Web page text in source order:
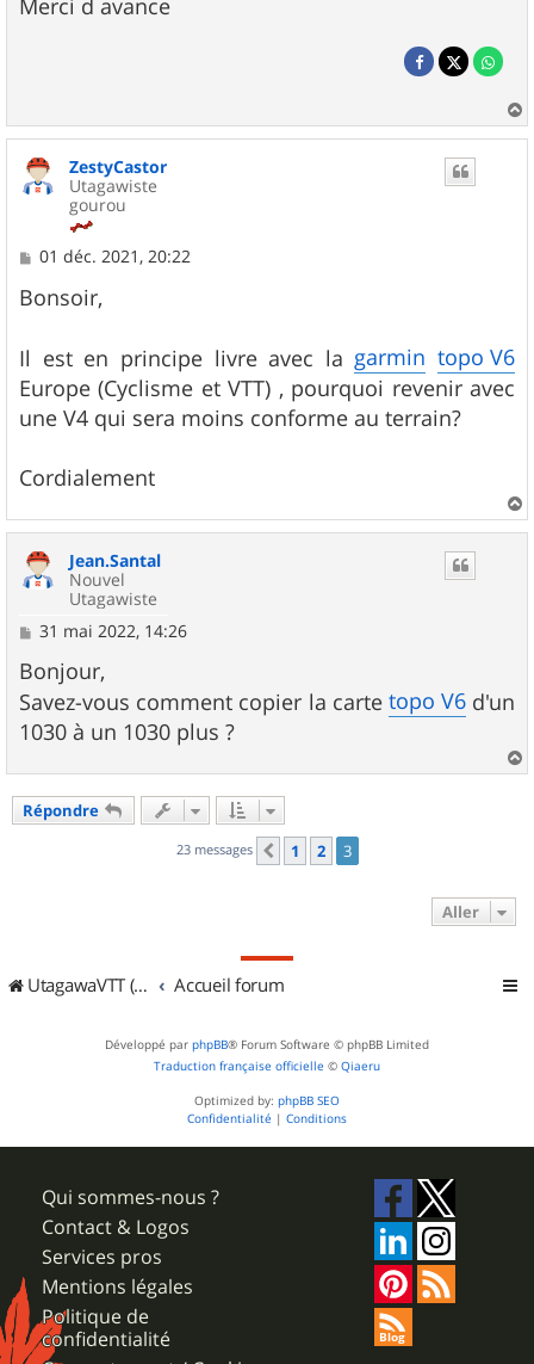
Merci d avance
a
ZestyCastor
Utagawiste
gourou
M
s
s
01 déc. 2021, 20:22
Bonsoir,
Il est en principe livre avec la garmin topo V6
Europe (Cyclisme et VTT) , pourquoi revenir avec
une V4 qui sera moins conforme au terrain?
Cordialement
a
Jean.Santal
Nouvel
Utagawiste
M
s
s
a
g
e
31 mai 2022, 14:26
Bonjour,
Savez-vous comment copier la carte topo V6d'un
1030 à un 1030 plus ?
a
Répondre
23 messages Précédent
1 2 3
Aller
UtagawaVTT (Randos VTT et VTTAE avec traces GPS) Accueil forum
Développé par phpBB® Forum Software © phpBB Limited
Traduction française officielle © Qiaeru
Optimized by: phpBB SEO
Confidentialité | Conditions
Qui sommes-nous ?
Contact & Logos
Services pros
Mentions légales
Politique de
confidentialité